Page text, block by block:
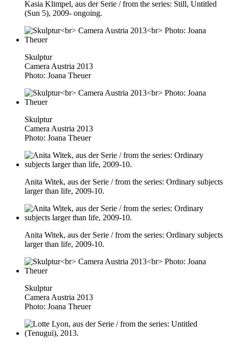
Kasia Klimpel, aus der Serie / from the series: Still, Untitled
(Sun 5), 2009- ongoing.
Skulptur
Camera Austria 2013
Photo: Joana Theuer
Skulptur
Camera Austria 2013
Photo: Joana Theuer
Anita Witek, aus der Serie / from the series: Ordinary subjects
larger than life, 2009-10.
Anita Witek, aus der Serie / from the series: Ordinary subjects
larger than life, 2009-10.
Skulptur
Camera Austria 2013
Photo: Joana Theuer